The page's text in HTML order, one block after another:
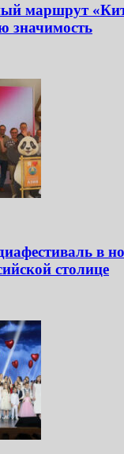
маршрут
значимость
в
столице